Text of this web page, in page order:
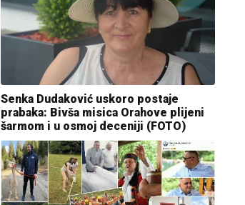
Senka Dudaković uskoro postaje
prabaka: Bivša misica Orahove plijeni
šarmom i u osmoj deceniji (FOTO)